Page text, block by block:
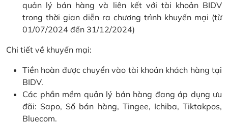
quản lý bán hàng và liên kết với tài khoản BIDV
trong thời gian diễn ra chương trình khuyến mại (từ
01/07/2024 đến 31/12/2024)
Chi tiết về khuyến mại:
Tiền hoàn được chuyển vào tài khoản khách hàng tại
BIDV.
Các phần mềm quản lý bán hàng đang áp dụng ưu
đãi: Sapo, Sổ bán hàng, Tingee, Ichiba, Tiktakpos,
Bluecom.